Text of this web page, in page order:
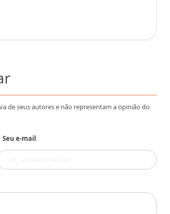
de seus autores e não representam a opinião do
Seu e-mail